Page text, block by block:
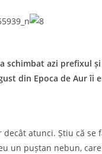
schimbat azi prefixul
din Epoca de Aur îi
atunci. Știu că se
un puștan nebun,